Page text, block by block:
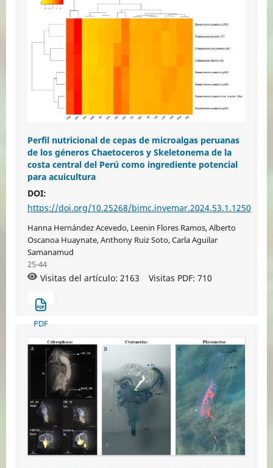
Perfil nutricional de cepas de microalgas peruanas
de los géneros Chaetoceros y Skeletonema de la
costa central del Perú como ingrediente potencial
para acuicultura
DOI:
https://doi.org/10.25268/bimc.invemar.2024.53.1.1250
Hanna Hernández Acevedo, Leenin Flores Ramos, Alberto
Oscanoa Huaynate, Anthony Ruiz Soto, Carla Aguilar
Samanamud
25-44
Visitas del artículo: 2163 Visitas PDF: 710
PDF